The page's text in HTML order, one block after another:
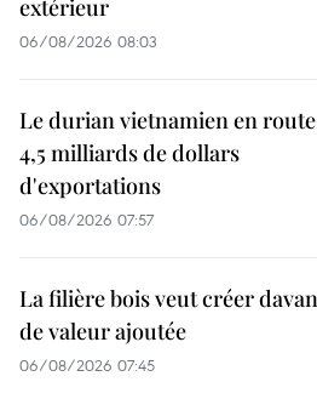
extérieur
06/08/2026 08:03
Le durian vietnamien en
4,5 milliards de dollars
d'exportations
06/08/2026 07:57
La filière bois veut créer
de valeur ajoutée
06/08/2026 07:45